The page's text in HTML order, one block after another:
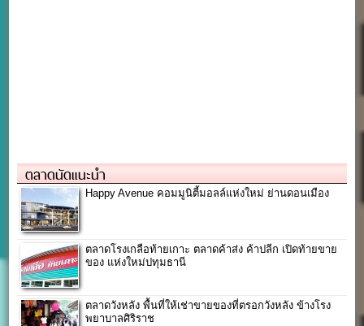
ตลาดนัดแนะนำ
Happy Avenue คอมมูนิตี้มอลล์แห่งใหม่ ย่านดอนเมือง
ตลาดโรงเกลือท้ายเกาะ ตลาดค้าส่ง ค้าปลีก เปิดท้ายขาย
ของ แห่งใหม่ปทุมธานี
ตลาดวังหลัง พื้นที่ให้เช่าขายของที่ตรอกวังหลัง ข้างโรง
พยาบาลศิริราช